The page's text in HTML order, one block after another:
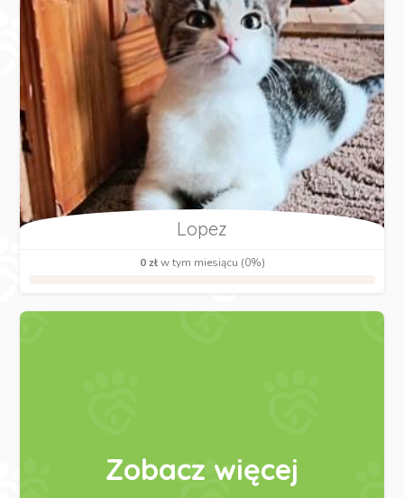
Lopez
0 złw tym miesiącu (0%)
Zobacz więcej